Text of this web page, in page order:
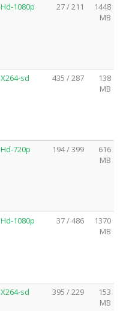
Hd-1080p 27 / 211
1448
MB
X264-sd 435 / 287
138
MB
Hd-720p 194 / 399
616
MB
Hd-1080p 37 / 486
1370
MB
X264-sd 395 / 229
153
MB